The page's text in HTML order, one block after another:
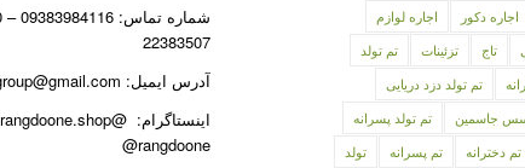
اجاره دکور
اجاره لوازم
تاج تزئینات
تم تولد
تم تولد دزد دریایی
جاسمین
تم تولد پسرانه
تم دخترانه
تم پسرانه
تولد
22383507
آدرس ایمیل: rangdoonegroup@gmail.com
اینستاگرام: @rangdoone.shop
@rangdoone